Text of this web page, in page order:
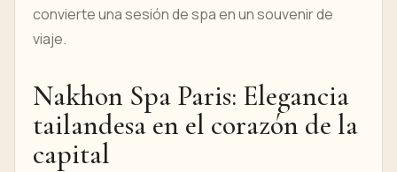
convierte una sesión de spa en un souvenir de
viaje.
Nakhon Spa Paris: Elegancia
tailandesa en el corazón de la
capital